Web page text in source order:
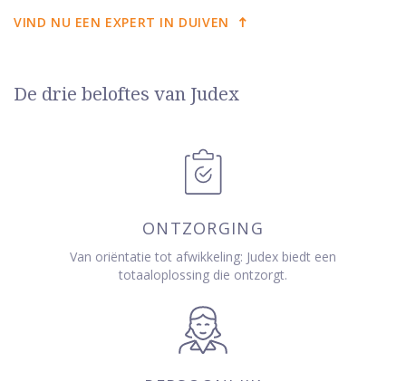
VIND NU EEN EXPERT IN DUIVEN
De drie beloftes van Judex
ONTZORGING
Van oriëntatie tot afwikkeling: Judex biedt een
totaaloplossing die ontzorgt.